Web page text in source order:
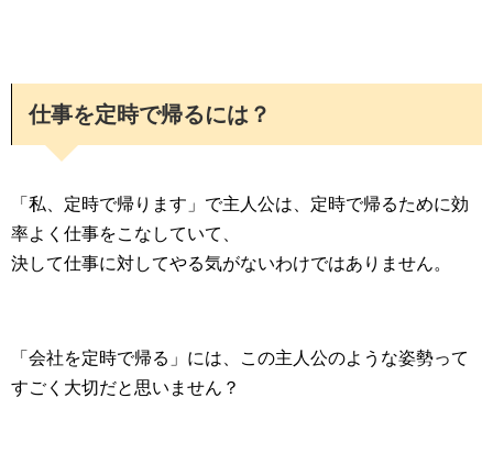
仕事を定時で帰るには？
「私、定時で帰ります」で主人公は、定時で帰るために効
率よく仕事をこなしていて、
決して仕事に対してやる気がないわけではありません。
「会社を定時で帰る」には、この主人公のような姿勢って
すごく大切だと思いません？